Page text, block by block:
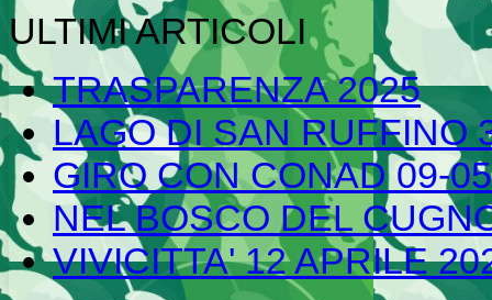
ULTIMI ARTICOLI
TRASPARENZA 2025
LAGO DI SAN RUFFINO
GIRO CON CONAD 09-
NEL BOSCO DEL
VIVICITTA' 12 APRILE